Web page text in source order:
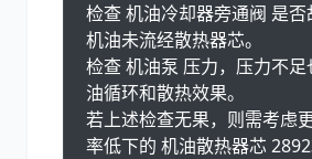
检查 机油冷却器旁通阀 是
机油未流经散热器芯。
检查 机油泵 压力，压力不
油循环和散热效果。
若上述检查无果，则需考虑
率低下的 机油散热器芯